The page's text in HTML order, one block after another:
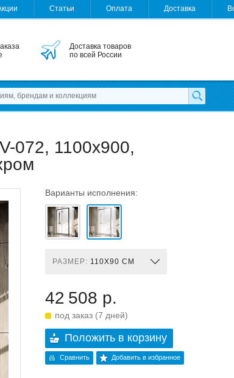
Статьи Оплата Доставка
Доставка товаров
по всей России
072, 1100x900,
Варианты исполнения:
РАЗМЕР: 110X90 СМ
42 508 р.
под заказ (7 дней)
Положить в корзину
Сравнить Добавить в избранное